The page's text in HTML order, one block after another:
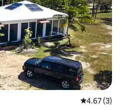
औसत रेटिंग 5 में
4.67 (3)